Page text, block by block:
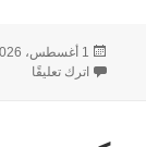
نُشرت
في
1 أغسطس، 2026
اترك تعليقًا